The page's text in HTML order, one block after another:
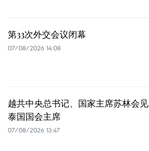
第33次外交会议闭幕
07/08/2026 14:08
越共中央总书记、国家主席苏林会见
泰国国会主席
07/08/2026 13:47